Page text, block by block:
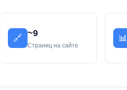
🔗
~9
Страниц на сайте
📊